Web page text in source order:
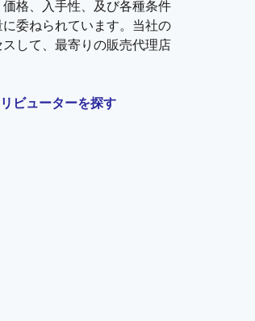
格、入手性、及び各種条件
委ねられています。当社の
して、最寄りの販売代理店
ビューターを探す